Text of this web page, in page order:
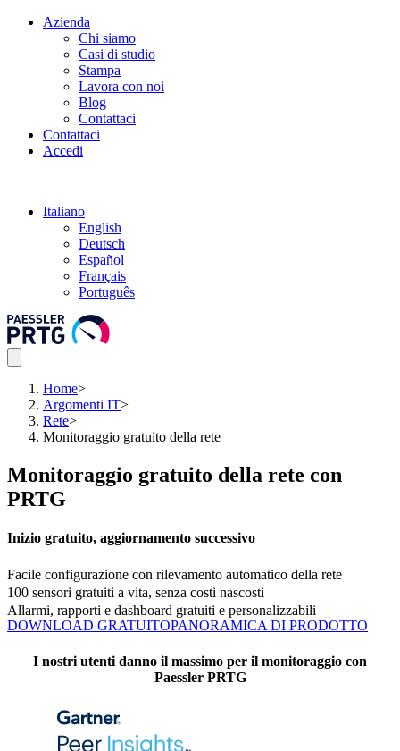
Azienda
Chi siamo
Casi di studio
Stampa
Lavora con noi
Blog
Contattaci
Contattaci
Accedi
Italiano
English
Deutsch
Español
Français
Português
Home>
Argomenti IT>
Rete>
Monitoraggio gratuito della rete
Monitoraggio gratuito della rete con
PRTG
Inizio gratuito, aggiornamento successivo
Facile configurazione con rilevamento automatico della rete
100 sensori gratuiti a vita, senza costi nascosti
Allarmi, rapporti e dashboard gratuiti e personalizzabili
DOWNLOAD GRATUITOPANORAMICA DI PRODOTTO
I nostri utenti danno il massimo per il monitoraggio con
Paessler PRTG